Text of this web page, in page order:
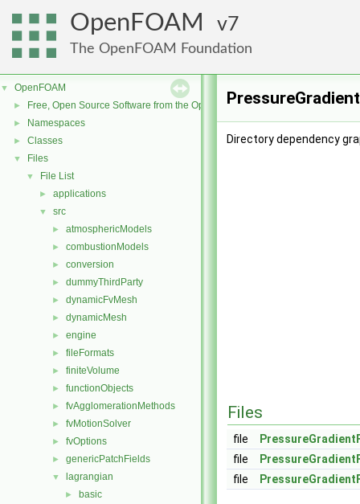
OpenFOAM 7
The OpenFOAM Foundation
▼ OpenFOAM
► Free, Open Source Software from the OpenFOAM Foundation
► Namespaces
► Classes
▼ Files
▼ File List
► applications
▼ src
► atmosphericModels
► combustionModels
► conversion
► dummyThirdParty
► dynamicFvMesh
► dynamicMesh
► engine
► fileFormats
► finiteVolume
► functionObjects
► fvAgglomerationMethods
► fvMotionSolver
► fvOptions
► genericPatchFields
▼ lagrangian
► basic
Directory dependency
Files
file
file
file